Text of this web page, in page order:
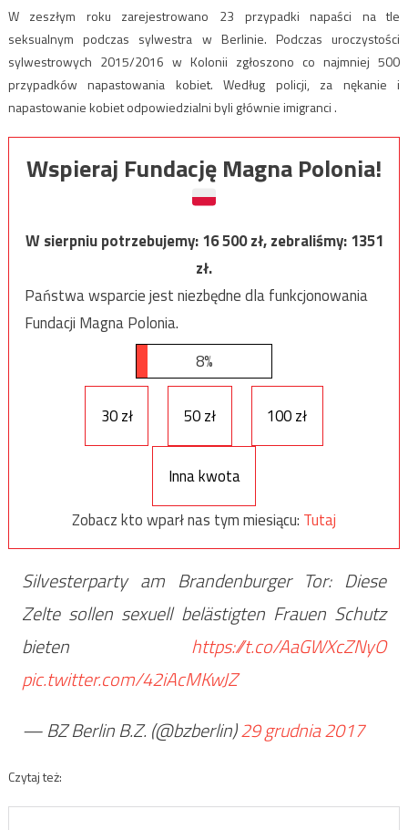
W zeszłym roku zarejestrowano 23 przypadki napaści na tle
seksualnym podczas sylwestra w Berlinie. Podczas uroczystości
sylwestrowych 2015/2016 w Kolonii zgłoszono co najmniej 500
przypadków napastowania kobiet. Według policji, za nękanie i
napastowanie kobiet odpowiedzialni byli głównie imigranci .
Wspieraj Fundację Magna Polonia!
W sierpniu potrzebujemy:16 500zł, zebraliśmy:1351
zł.
Państwa wsparcie jest niezbędne dla funkcjonowania
Fundacji Magna Polonia.
8%
30 zł 50 zł 100 zł
Inna kwota
Zobacz kto wparł nas tym miesiącu: Tutaj
Silvesterparty am Brandenburger Tor: Diese
Zelte sollen sexuell belästigten Frauen Schutz
bieten https://t.co/AaGWXcZNyO
pic.twitter.com/42iAcMKwJZ
— BZ Berlin B.Z. (@bzberlin)29 grudnia 2017
Czytaj też: